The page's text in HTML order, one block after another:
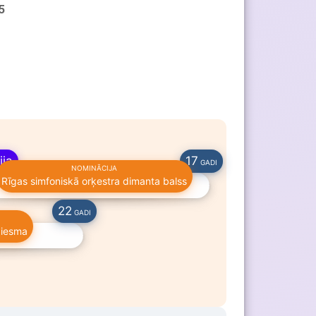
17 GADI
NOMINĀCIJA
Rīgas simfoniskā orķestra dimanta balss
GERAS VALERIE
22 GADI